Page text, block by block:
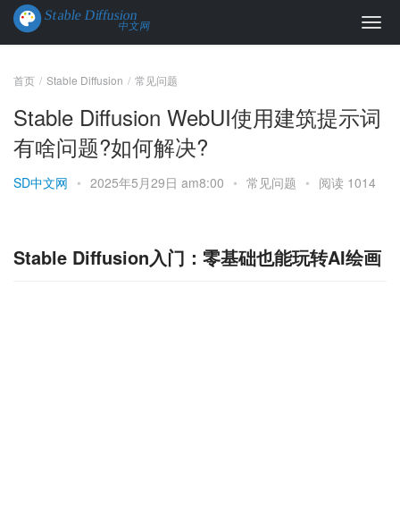
首页 Stable Diffusion 常见问题
Stable Diffusion WebUI使用建筑提示词
有啥问题?如何解决?
SD中文网 • 2025年5月29日 am8:00 • 常见问题 • 阅读 1014
Stable Diffusion入门：零基础也能玩转AI绘画